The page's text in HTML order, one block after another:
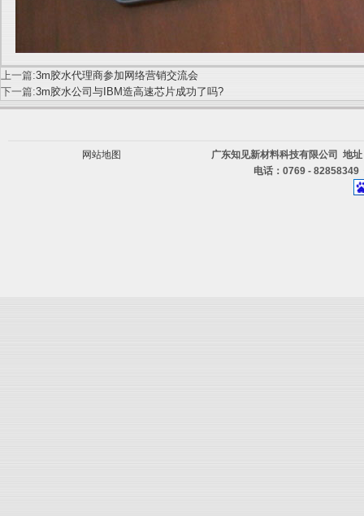
上一篇:3m胶水代理商参加网络营销交流会
下一篇:3m胶水公司与IBM造高速芯片成功了吗?
网站地图
广东知见新材料科技有限公司 地
电话：0769 -